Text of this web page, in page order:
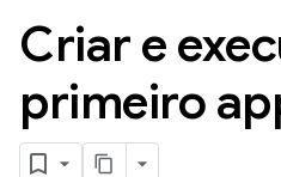
Criar e
primeiro